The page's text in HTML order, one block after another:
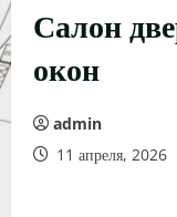
Салон
окон
admin
11 апреля, 2026